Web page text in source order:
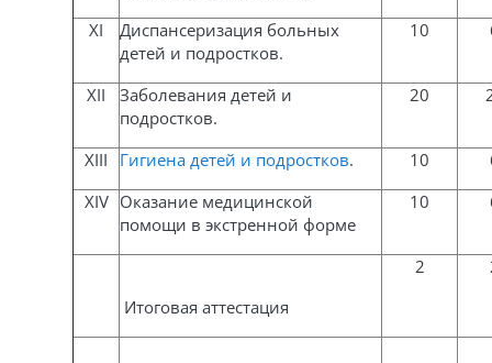
XI
Диспансеризация больных
детей и подростков.
10
XII
Заболевания детей и
подростков.
20
XIII Гигиена детей и подростков. 10
XIV Оказание медицинской
помощи в экстренной форме
10
Итоговая аттестация
2